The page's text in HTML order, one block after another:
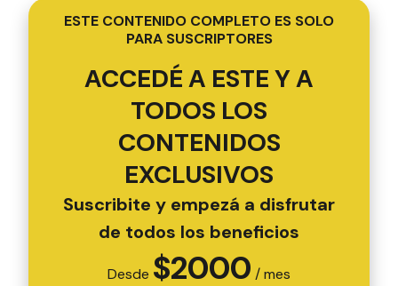
ESTE CONTENIDO COMPLETO ES SOLO
PARA SUSCRIPTORES
ACCEDÉ A ESTE Y A
TODOS LOS
CONTENIDOS
EXCLUSIVOS
Suscribite y empezá a disfrutar
de todos los beneficios
Desde $2000 / mes